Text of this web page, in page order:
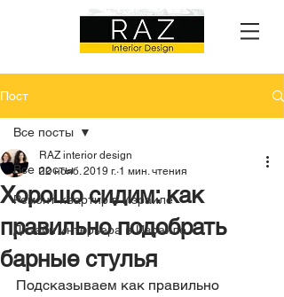
Пост
Все посты
Ремонт квартир в Израиле
Дизайн интерьера в Израиле
Все посты
Хорошо сидим: как
правильно подобрать
барные стулья
RAZ interior design
22 нояб. 2019 г. 1 мин. чтения
Подсказываем как правильно